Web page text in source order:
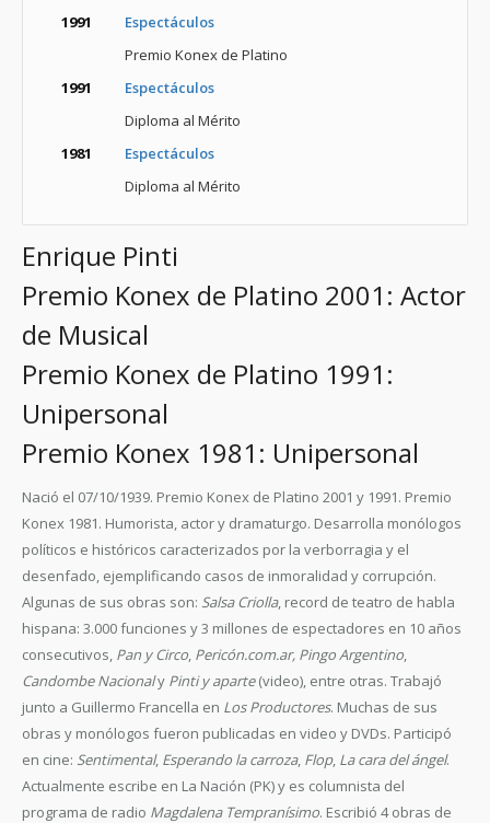
1991
Espectáculos
Premio Konex de Platino
1991
Espectáculos
Diploma al Mérito
1981
Espectáculos
Diploma al Mérito
Enrique Pinti
Premio Konex de Platino 2001: Actor
de Musical
Premio Konex de Platino 1991:
Unipersonal
Premio Konex 1981: Unipersonal
Nació el 07/10/1939. Premio Konex de Platino 2001 y 1991. Premio
Konex 1981. Humorista, actor y dramaturgo. Desarrolla monólogos
políticos e históricos caracterizados por la verborragia y el
desenfado, ejemplificando casos de inmoralidad y corrupción.
Algunas de sus obras son: Salsa Criolla, record de teatro de habla
hispana: 3.000 funciones y 3 millones de espectadores en 10 años
consecutivos, Pan y Circo, Pericón.com.ar, Pingo Argentino,
Candombe Nacionaly Pinti y aparte(video), entre otras. Trabajó
junto a Guillermo Francella en Los Productores. Muchas de sus
obras y monólogos fueron publicadas en video y DVDs. Participó
en cine: Sentimental, Esperando la carroza, Flop, La cara del ángel.
Actualmente escribe en La Nación (PK) y es columnista del
programa de radio Magdalena Tempranísimo. Escribió 4 obras de